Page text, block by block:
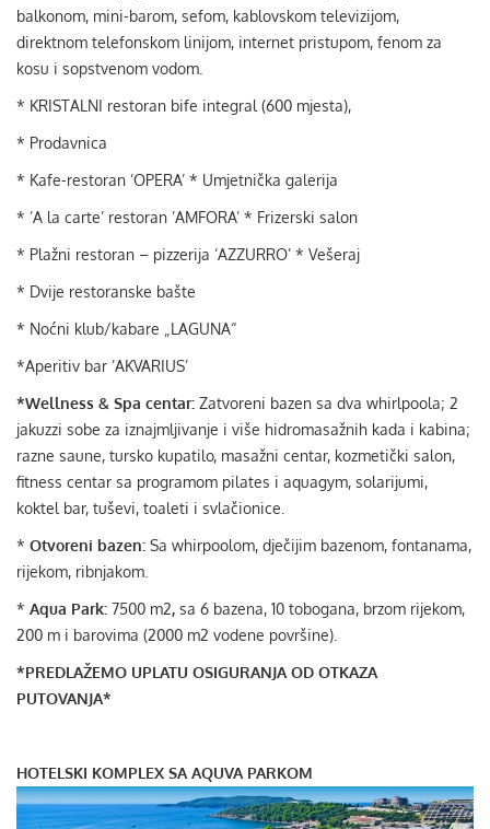
balkonom, mini-barom, sefom, kablovskom televizijom,
direktnom telefonskom linijom, internet pristupom, fenom za
kosu i sopstvenom vodom.
* KRISTALNI restoran bife integral (600 mjesta),
* Prodavnica
* Kafe-restoran ’OPERA’ * Umjetnička galerija
* ’A la carte’ restoran ’AMFORA’ * Frizerski salon
* Plažni restoran – pizzerija ’AZZURRO’ * Vešeraj
* Dvije restoranske bašte
* Noćni klub/kabare „LAGUNA“
*Aperitiv bar ’AKVARIUS’
*Wellness & Spa centar: Zatvoreni bazen sa dva whirlpoola; 2
jakuzzi sobe za iznajmljivanje i više hidromasažnih kada i kabina;
razne saune, tursko kupatilo, masažni centar, kozmetički salon,
fitness centar sa programom pilates i aquagym, solarijumi,
koktel bar, tuševi, toaleti i svlačionice.
* Otvoreni bazen: Sa whirpoolom, dječijim bazenom, fontanama,
rijekom, ribnjakom.
* Aqua Park: 7500 m2, sa 6 bazena, 10 tobogana, brzom rijekom,
200 m i barovima (2000 m2 vodene površine).
*PREDLAŽEMO UPLATU OSIGURANJA OD OTKAZA
PUTOVANJA*
HOTELSKI KOMPLEX SA AQUVA PARKOM